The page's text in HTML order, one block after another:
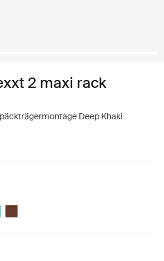
2 maxi rack
Deep Khaki
Kaki (selected)
Mitternachtsschwarz
2 maxi dunkler Schiefer
2 maxi Poliertes Gelb
Nexxt 2 Maxi Aquamarin
Yepp Nexxt 2 Maxi Mint Green
Thule Yepp Nexxt 2 Maxi Chocolate